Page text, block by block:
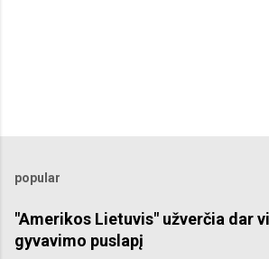
popular
"Amerikos Lietuvis" užverčia dar
gyvavimo puslapį